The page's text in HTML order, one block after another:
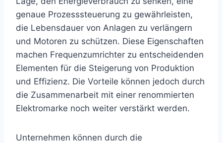
genaue Prozesssteuerung zu gewährleisten,
die Lebensdauer von Anlagen zu verlängern
und Motoren zu schützen. Diese Eigenschaften
machen Frequenzumrichter zu entscheidenden
Elementen für die Steigerung von Produktion
und Effizienz. Die Vorteile können jedoch durch
die Zusammenarbeit mit einer renommierten
Elektromarke noch weiter verstärkt werden.
Unternehmen können durch die